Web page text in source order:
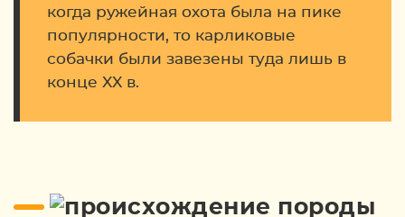
когда ружейная охота была на пике
популярности, то карликовые
собачки были завезены туда лишь в
конце XX в.